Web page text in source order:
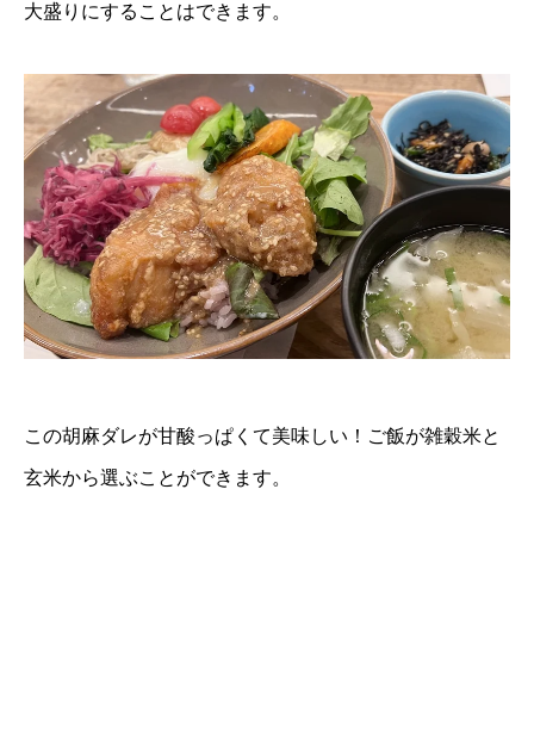
大盛りにすることはできます。
この胡麻ダレが甘酸っぱくて美味しい！ご飯が雑穀米と
玄米から選ぶことができます。